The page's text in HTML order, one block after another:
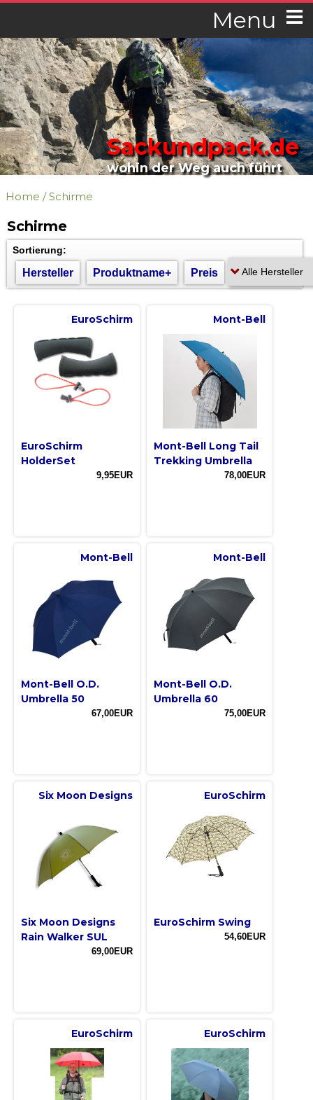
Menu
Sackundpack.de
wohin der Weg auch führt
Home /Schirme
Schirme
Sortierung:
Hersteller Produktname+ Preis
EuroSchirm
EuroSchirm
HolderSet
9,95EUR
Mont-Bell
Mont-Bell Long Tail
Trekking Umbrella
78,00EUR
Mont-Bell
Mont-Bell O.D.
Umbrella 50
67,00EUR
Mont-Bell
Mont-Bell O.D.
Umbrella 60
75,00EUR
Six Moon Designs
Six Moon Designs
Rain Walker SUL
69,00EUR
EuroSchirm
EuroSchirm Swing
54,60EUR
EuroSchirm EuroSchirm